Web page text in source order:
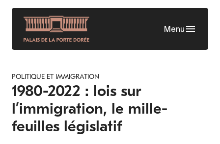
Aller
contenu
principal
Menu
POLITIQUE ET IMMIGRATION
1980-2022 : lois sur
l’immigration, le mille-
feuilles législatif